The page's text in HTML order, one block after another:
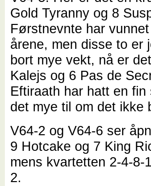
Gold Tyranny og 8
Førstnevnte har
årene, men disse to er
bort mye vekt, nå er
Kalejs og 6 Pas de
Eftiraath har hatt en
det mye til om det ikke
V64-2 og V64-6 ser
9 Hotcake og 7 King
mens kvartetten 2-4-
2.